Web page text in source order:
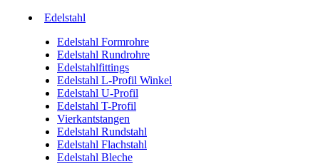
Edelstahl
Edelstahl Formrohre
Edelstahl Rundrohre
Edelstahlfittings
Edelstahl L-Profil Winkel
Edelstahl U-Profil
Edelstahl T-Profil
Vierkantstangen
Edelstahl Rundstahl
Edelstahl Flachstahl
Edelstahl Bleche